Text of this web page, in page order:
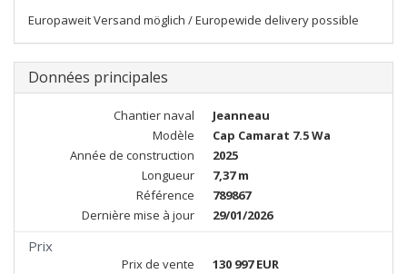
Europaweit Versand möglich / Europewide delivery possible
Données principales
Chantier naval
Jeanneau
Modèle
Cap Camarat 7.5 Wa
Année de construction
2025
Longueur
7,37 m
Référence
789867
Dernière mise à jour
29/01/2026
Prix
Prix de vente
130 997 EUR